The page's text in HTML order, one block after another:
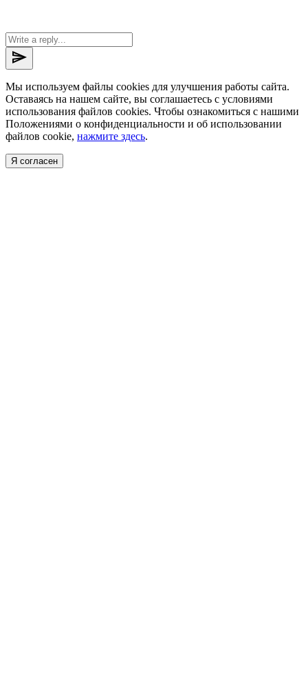
send
Мы используем файлы cookies для улучшения работы сайта.
Оставаясь на нашем сайте, вы соглашаетесь с условиями
использования файлов cookies. Чтобы ознакомиться с нашими
Положениями о конфиденциальности и об использовании
файлов cookie, нажмите здесь.
Я согласен